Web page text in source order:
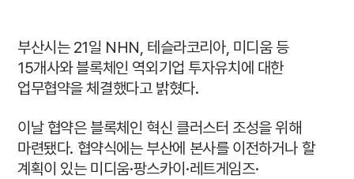
부산시는 21일 NHN, 테슬라코리아, 미디움 등
15개사와 블록체인 역외기업 투자유치에 대한
업무협약을 체결했다고 밝혔다.
이날 협약은 블록체인 혁신 클러스터 조성을 위해
마련됐다. 협약식에는 부산에 본사를 이전하거나 할
계획이 있는 미디움·팡스카이·레트게임즈·